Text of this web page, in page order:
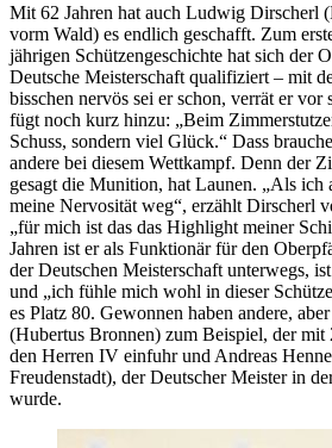
Mit 62 Jahren hat auch Ludwig Dirscherl
vorm Wald) es endlich geschafft. Zum
jährigen Schützengeschichte hat sich der
Deutsche Meisterschaft qualifiziert – mit
bisschen nervös sei er schon, verrät er vor
fügt noch kurz hinzu: „Beim
Schuss, sondern viel Glück.“ Dass
andere bei diesem Wettkampf. Denn der
gesagt die Munition, hat Launen. „Als ich
meine Nervosität weg“, erzählt Dirscherl
„für mich ist das das Highlight meiner
Jahren ist er als Funktionär für den
der Deutschen Meisterschaft unterwegs,
und „ich fühle mich wohl in dieser
es Platz 80. Gewonnen haben andere,
(Hubertus Bronnen) zum Beispiel, der mit
den Herren IV einfuhr und Andreas
Freudenstadt), der Deutscher Meister in
wurde.